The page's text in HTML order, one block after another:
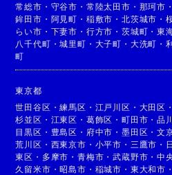
常総市 ・ 守谷市 ・ 常陸太田市 ・ 那珂市 ・
鉾田市 ・ 阿見町 ・ 稲敷市 ・北茨城市 ・
らい市 ・ 下妻市 ・ 行方市 ・茨城町 ・東
八千代町 ・城里町 ・ 大子町 ・ 大洗町 ・
町
東京都
世田谷区 ・練馬区 ・ 江戸川区 ・ 大田区 ・
杉並区 ・ 江東区 ・ 葛飾区 ・町田市 ・品
目黒区 ・ 豊島区 ・ 府中市 ・墨田区 ・文
荒川区 ・ 西東京市 ・ 小平市 ・ 三鷹市 ・
東区 ・ 多摩市 ・青梅市 ・武蔵野市 ・中
久留米市 ・昭島市 ・ 稲城市 ・ 東大和市 ・